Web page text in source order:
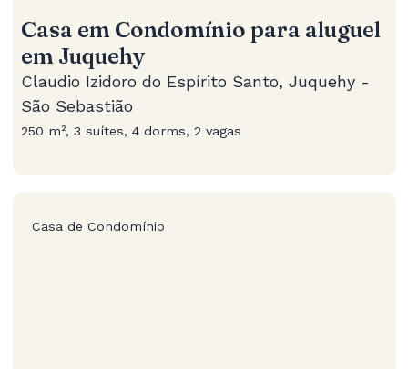
Casa em Condomínio para aluguel
em Juquehy
Claudio Izidoro do Espírito Santo, Juquehy -
São Sebastião
250 m², 3 suítes, 4 dorms, 2 vagas
Casa de Condomínio